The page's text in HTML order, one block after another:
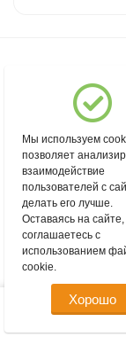
Магазин
Контакты
© 2004 - 2026
Мы используем
позволяет
взаимодействие
пользователей с
делать его лучше.
Оставаясь на
соглашаетесь с
использованием
cookie.
Хорошо